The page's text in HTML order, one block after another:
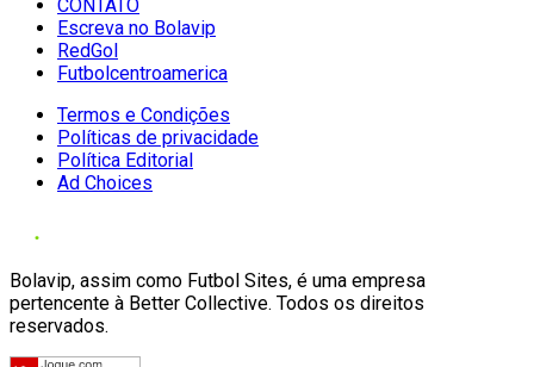
CONTATO
Escreva no Bolavip
RedGol
Futbolcentroamerica
Termos e Condições
Políticas de privacidade
Política Editorial
Ad Choices
Bolavip, assim como Futbol Sites, é uma empresa
pertencente à Better Collective. Todos os direitos
reservados.